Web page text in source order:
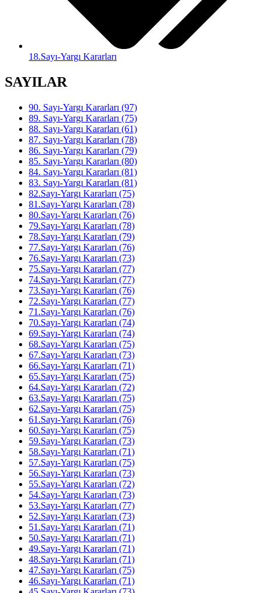
18.Sayı-Yargı Kararları
SAYILAR
90. Sayı-Yargı Kararları (97)
89. Sayı-Yargı Kararları (75)
88. Sayı-Yargı Kararları (61)
87. Sayı-Yargı Kararları (78)
86. Sayı-Yargı Kararları (79)
85. Sayı-Yargı Kararları (80)
84. Sayı-Yargı Kararları (81)
83. Sayı-Yargı Kararları (81)
82.Sayı-Yargı Kararları (75)
81.Sayı-Yargı Kararları (78)
80.Sayı-Yargı Kararları (76)
79.Sayı-Yargı Kararları (78)
78.Sayı-Yargı Kararları (79)
77.Sayı-Yargı Kararları (76)
76.Sayı-Yargı Kararları (73)
75.Sayı-Yargı Kararları (77)
74.Sayı-Yargı Kararları (77)
73.Sayı-Yargı Kararları (76)
72.Sayı-Yargı Kararları (77)
71.Sayı-Yargı Kararları (76)
70.Sayı-Yargı Kararları (74)
69.Sayı-Yargı Kararları (74)
68.Sayı-Yargı Kararları (75)
67.Sayı-Yargı Kararları (73)
66.Sayı-Yargı Kararları (71)
65.Sayı-Yargı Kararları (75)
64.Sayı-Yargı Kararları (72)
63.Sayı-Yargı Kararları (75)
62.Sayı-Yargı Kararları (75)
61.Sayı-Yargı Kararları (76)
60.Sayı-Yargı Kararları (75)
59.Sayı-Yargı Kararları (73)
58.Sayı-Yargı Kararları (71)
57.Sayı-Yargı Kararları (75)
56.Sayı-Yargı Kararları (73)
55.Sayı-Yargı Kararları (72)
54.Sayı-Yargı Kararları (73)
53.Sayı-Yargı Kararları (77)
52.Sayı-Yargı Kararları (73)
51.Sayı-Yargı Kararları (71)
50.Sayı-Yargı Kararları (71)
49.Sayı-Yargı Kararları (71)
48.Sayı-Yargı Kararları (71)
47.Sayı-Yargı Kararları (75)
46.Sayı-Yargı Kararları (71)